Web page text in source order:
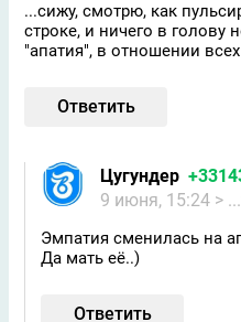
...сижу, смотрю, как
строке, и ничего в голову
"апатия", в отношении
Ответить
Цугундeр
9 июня, 15:24 >
Эмпатия сменилась на
Да мать её..)
Ответить